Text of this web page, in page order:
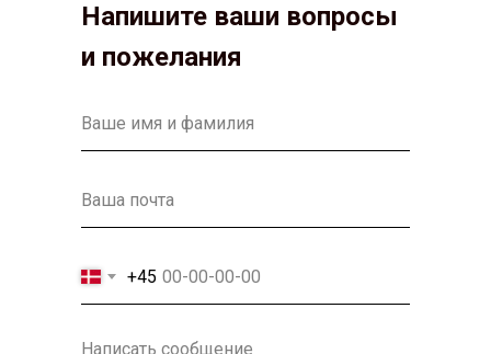
+45
Напишите ваши вопросы
и пожелания